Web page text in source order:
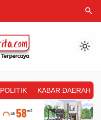
search
light_mode
POLITIK KABAR DAERAH